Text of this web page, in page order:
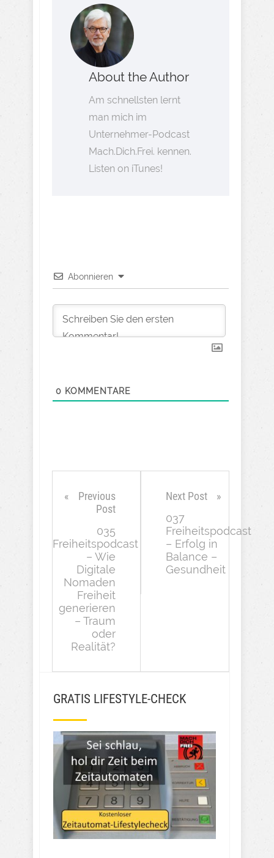
About the Author
Am schnellsten lernt
man mich im
Unternehmer-Podcast
Mach.Dich.Frei. kennen.
Listen on iTunes!
Abonnieren
0 KOMMENTARE
Previous
Post
035
Freiheitspodcast
– Wie
Digitale
Nomaden
Freiheit
generieren
– Traum
oder
Realität?
Next Post
037
Freiheitspodcast
– Erfolg in
Balance –
Gesundheit
GRATIS LIFESTYLE-CHECK